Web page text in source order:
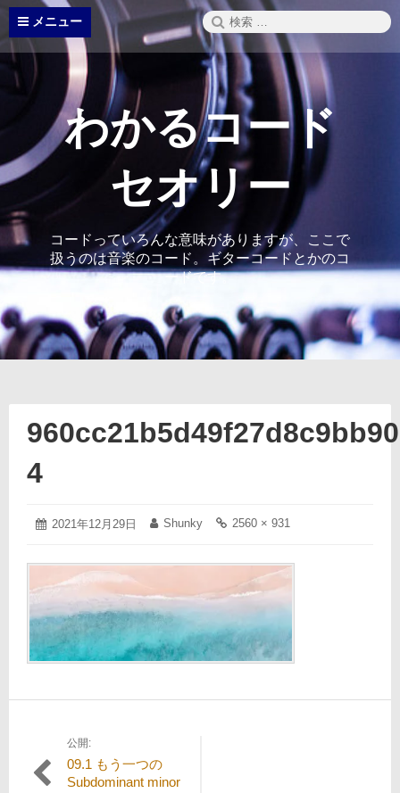
コ
テ
ン
ッ
プ
メニュー
検
索:
わかるコード
セオリー
コードっていろんな意味がありますが、ここで
扱うのは音楽のコード。ギターコードとかのコ
ードです。
4
投
2021年12月29日
2021
月
日
投
Shunky
フ
リ
ン
ク:
2560 × 931
稿
公開:
09.1 もう一つの
Subdominant minor